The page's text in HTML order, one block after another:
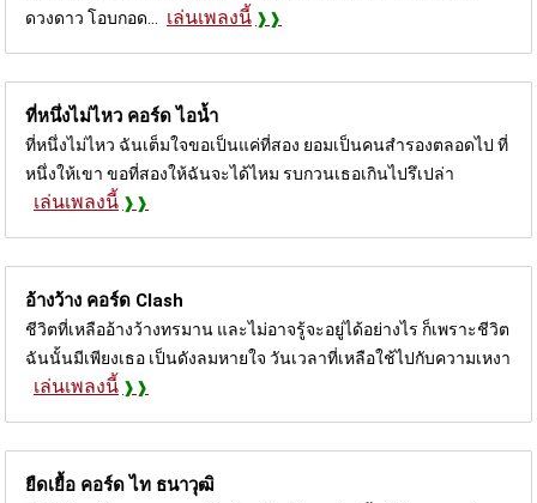
ดวงดาว โอบกอด...
เล่นเพลงนี้
ที่หนึ่งไม่ไหว คอร์ดไอน้ำ
ที่หนึ่งไม่ไหว ฉันเต็มใจขอเป็นแค่ที่สอง ยอมเป็นคนสำรองตลอดไป ที่
หนึ่งให้เขา ขอที่สองให้ฉันจะได้ไหม รบกวนเธอเกินไปรึเปล่า
เล่นเพลงนี้
อ้างว้าง คอร์ด Clash
ชีวิตที่เหลืออ้างว้างทรมาน และไม่อาจรู้จะอยู่ได้อย่างไร ก็เพราะชีวิต
ฉันนั้นมีเพียงเธอ เป็นดังลมหายใจ วันเวลาที่เหลือใช้ไปกับความเหงา
เล่นเพลงนี้
ยืดเยื้อ คอร์ดไท ธนาวุฒิ